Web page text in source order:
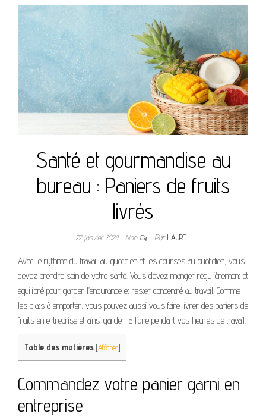
Santé et gourmandise au
bureau : Paniers de fruits
livrés
22 janvier 2024 Non ParLAURE
Avec le rythme du travail au quotidien et les courses au quotidien, vous
devez prendre soin de votre santé. Vous devez manger régulièrement et
équilibré pour garder l’endurance et rester concentré au travail. Comme
les plats à emporter, vous pouvez aussi vous faire livrer des paniers de
fruits en entreprise et ainsi garder la ligne pendant vos heures de travail.
Table des matières [Afficher]
Commandez votre panier garni en
entreprise